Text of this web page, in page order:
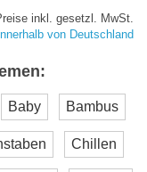
inkl. gesetzl. MwSt.
von Deutschland
Baby Bambus
Chillen